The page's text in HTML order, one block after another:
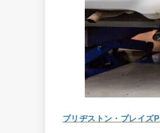
ブリヂストン・プレイズ